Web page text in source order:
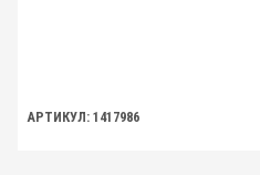
АРТИКУЛ: 1417986